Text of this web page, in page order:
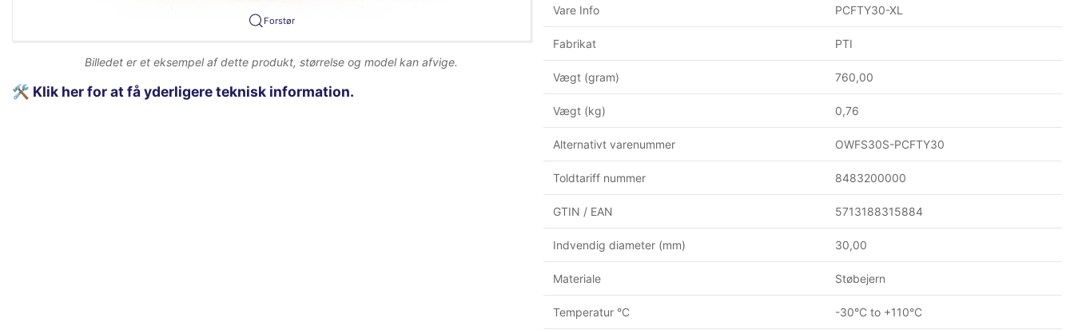
Forstør
Billedet er et eksempel af dette produkt, størrelse og model kan afvige.
🛠️ Klik her for at få yderligere teknisk information.
Vare Info PCFTY30-XL
Fabrikat PTI
Vægt (gram) 760,00
Vægt (kg) 0,76
Alternativt varenummer OWFS30S-PCFTY30
Toldtariff nummer 8483200000
GTIN / EAN 5713188315884
Indvendig diameter (mm) 30,00
Materiale Støbejern
Temperatur °C -30°C to +110°C